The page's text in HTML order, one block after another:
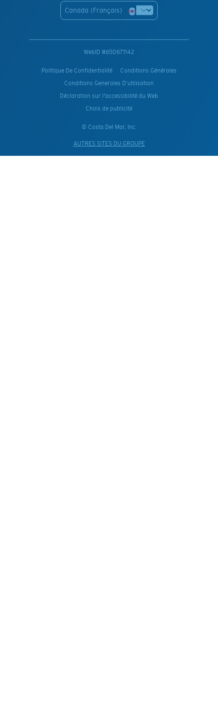
Canada (Français)
WebID #650671142
Politique De Confidentialité
Conditions Générales
Conditions Generales D’utilisation
Déclaration sur l'accessibilité du Web
Choix de publicité
© Costa Del Mar, Inc.
AUTRES SITES DU GROUPE